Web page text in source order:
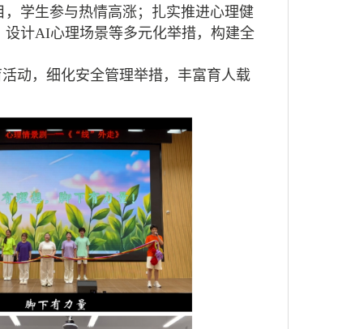
学生参与热情高涨；扎实推进心理健
计AI心理场景等多元化举措，构建全
动，细化安全管理举措，丰富育人载